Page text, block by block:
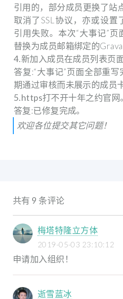
引用的，部分成员更换了站
取消了SSL协议，亦或设置
引用失败。本次“大事记”
替换为成员邮箱绑定的
4.新加入成员在成员列表页
答复:“大事记”页面全部重
期通过审核而未展示的成员
5.https打不开十年之约官网。
答复:已修复完成。
欢迎各位提交其它问题！
共有 9 条评论
梅塔特隆立方体
2019-05-03 23:10:12
申请加入组织！
逝雪蓝冰